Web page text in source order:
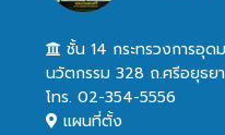
ชั้น 14 กระทรวงการอุ
นวัตกรรม 328 ถ.ศรีอยุธย
โทร. 02-354-5556
แผนที่ตั้ง